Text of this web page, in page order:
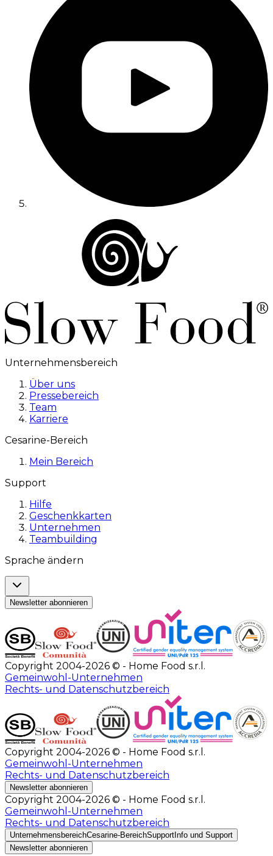
Unternehmensbereich
Über uns
Pressebereich
Team
Karriere
Cesarine-Bereich
Mein Bereich
Support
Hilfe
Geschenkkarten
Unternehmen
Teambuilding
Sprache ändern
Newsletter abonnieren
Copyright 2004-2026 © - Home Food s.r.l.
Gemeinwohl-Unternehmen
Rechts- und Datenschutzbereich
Copyright 2004-2026 © - Home Food s.r.l.
Gemeinwohl-Unternehmen
Rechts- und Datenschutzbereich
Newsletter abonnieren
Copyright 2004-2026 © - Home Food s.r.l.
Gemeinwohl-Unternehmen
Rechts- und Datenschutzbereich
UnternehmensbereichCesarine-BereichSupport Info und Support
Newsletter abonnieren